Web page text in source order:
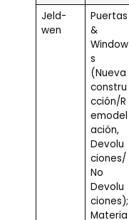
Jeld-
wen
Puertas
&
Window
s
(Nueva
constru
cción/R
emodel
ación,
Devolu
ciones/
No
Devolu
ciones);
Materia